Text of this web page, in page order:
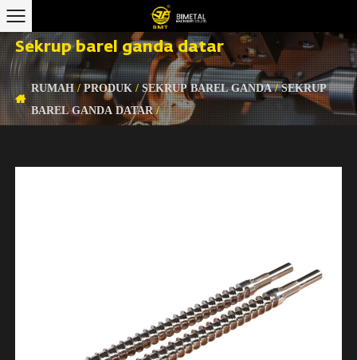
Sekrup barel ganda datar
RUMAH/PRODUK /SEKRUP BAREL GANDA/SEKRUP
BAREL GANDA DATAR/